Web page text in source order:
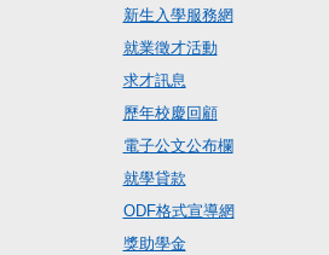
新生入學服務網
就業徵才活動
求才訊息
歷年校慶回顧
電子公文公布欄
就學貸款
ODF格式宣導網
獎助學金